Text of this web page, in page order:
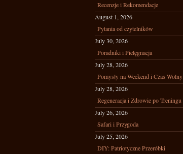
Recenzje i Rekomendacje
August 1, 2026
Pytania od czytelników
July 30, 2026
Poradniki i Pielęgnacja
July 28, 2026
Pomysły na Weekend i Czas Wolny
July 28, 2026
Regeneracja i Zdrowie po Treningu
July 26, 2026
Safari i Przygoda
July 25, 2026
DIY: Patriotyczne Przeróbki